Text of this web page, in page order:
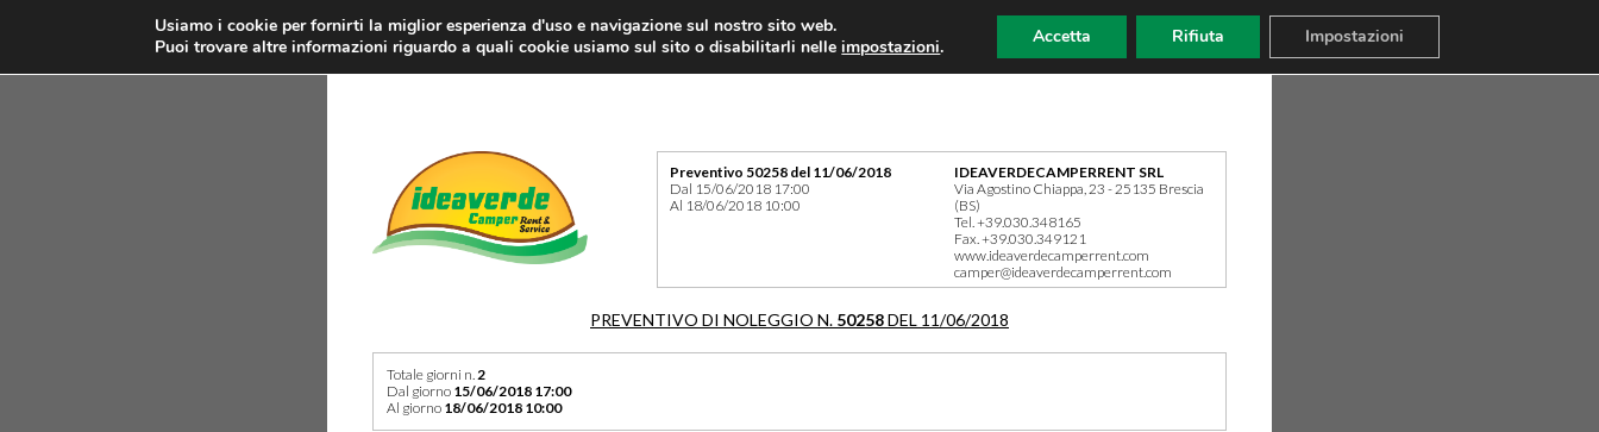
IDEAVERDECAMPERRENT SRL
Via Agostino Chiappa, 23 - 25135 Brescia
(BS)
Tel. +39.030.348165
Fax. +39.030.349121
www.ideaverdecamperrent.com
camper@ideaverdecamperrent.com
Preventivo 50258 del 11/06/2018
Dal 15/06/2018 17:00
Al 18/06/2018 10:00
PREVENTIVO DI NOLEGGIO N. 50258DEL 11/06/2018
Totale giorni n.2
Dal giorno 15/06/2018 17:00
Al giorno 18/06/2018 10:00
Usiamo i cookie per fornirti la miglior esperienza d'uso e navigazione sul nostro sito web.
Puoi trovare altre informazioni riguardo a quali cookie usiamo sul sito o disabilitarli nelleimpostazioni. Accetta Rifiuta Impostazioni